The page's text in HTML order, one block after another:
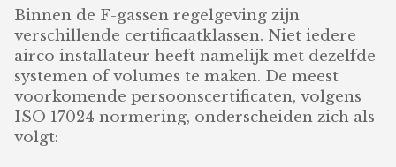
Binnen de F-gassen regelgeving zijn
verschillende certificaatklassen. Niet iedere
airco installateur heeft namelijk met dezelfde
systemen of volumes te maken. De meest
voorkomende persoonscertificaten, volgens
ISO 17024 normering, onderscheiden zich als
volgt: